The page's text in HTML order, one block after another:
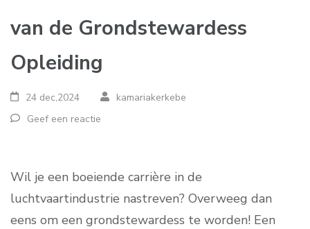
van de Grondstewardess
Opleiding
24 dec,2024
kamariakerkebe
Geef een reactie
Wil je een boeiende carrière in de
luchtvaartindustrie nastreven? Overweeg dan
eens om een grondstewardess te worden! Een